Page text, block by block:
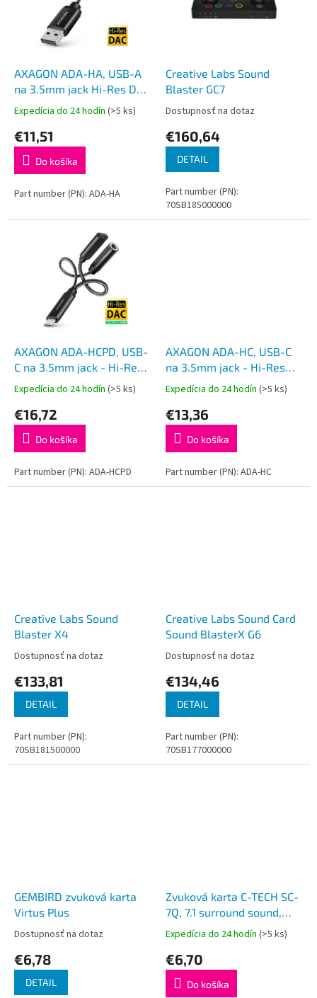
AXAGON ADA-HA, USB-A
na 3.5mm jack Hi-Res DAC
audio adaptér,
384kHz/32bit, stereo
Expedícia do 24 hodín (>5 ks)
€11,51
Do košíka
Part number (PN): ADA-HA
Creative Labs Sound
Blaster GC7
Dostupnosť na dotaz
€160,64
DETAIL
Part number (PN):
70SB185000000
AXAGON ADA-HCPD, USB-
C na 3.5mm jack - Hi-Res
DAC audio adaptér,
384kHz/32bit, stereo, PD
60W 3A
Expedícia do 24 hodín (>5 ks)
€16,72
Do košíka
Part number (PN): ADA-HCPD
AXAGON ADA-HC, USB-C
na 3.5mm jack - Hi-Res
DAC audio adaptér,
384kHz/32bit, stereo
Expedícia do 24 hodín (>5 ks)
€13,36
Do košíka
Part number (PN): ADA-HC
Creative Labs Sound
Blaster X4
Dostupnosť na dotaz
€133,81
DETAIL
Part number (PN):
70SB181500000
Creative Labs Sound Card
Sound BlasterX G6
Dostupnosť na dotaz
€134,46
DETAIL
Part number (PN):
70SB177000000
GEMBIRD zvuková karta
Virtus Plus
Dostupnosť na dotaz
€6,78
DETAIL
Zvuková karta C-TECH SC-
7Q, 7.1 surround sound,
audio switch
Expedícia do 24 hodín (>5 ks)
€6,70
Do košíka